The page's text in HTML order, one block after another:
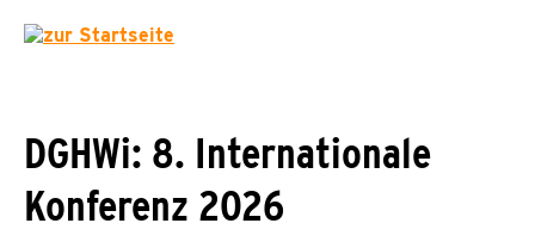
DGHWi: 8. Internationale
Konferenz 2026